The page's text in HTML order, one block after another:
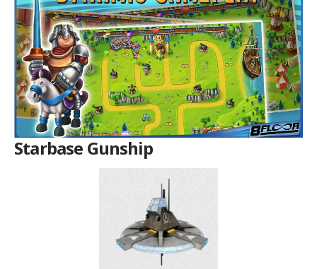
Starbase Gunship